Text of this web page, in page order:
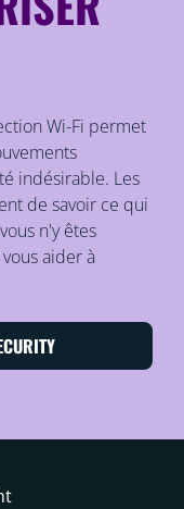
Wi-Fi permet
indésirable. Les
de savoir ce qui
n'y êtes
aider à